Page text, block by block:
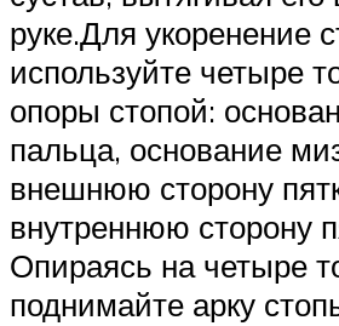
руке.Для укоренение
используйте четыре
опоры стопой:
пальца, основание
внешнюю сторону
внутреннюю сторону
Опираясь на четыре
поднимайте арку